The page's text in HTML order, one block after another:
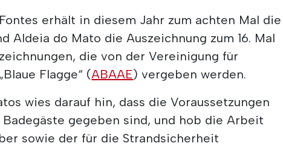
erhält in diesem Jahr zum achten Mal die
Aldeia do Mato die Auszeichnung zum 16. Mal
die von der Vereinigung für
Flagge“ (ABAAE) vergeben werden.
wies darauf hin, dass die Voraussetzungen
gegeben sind, und hob die Arbeit
sowie der für die Strandsicherheit